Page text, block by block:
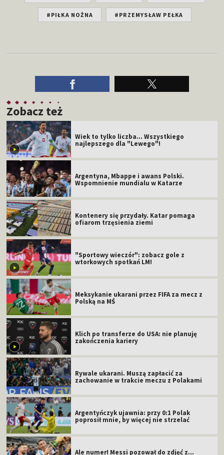
#PIŁKA NOŻNA #PRZEMYSŁAW PEŁKA
Zobacz też
Wiek to tylko liczba... Wszystkiego
najlepszego dla "Lewego"!
Argentyna, Mbappe i awans Polski.
Wspomnienie mundialu w Katarze
Kontenery się przydały. Katar pomaga
ofiarom trzęsienia ziemi
"Sportowy wieczór": zobacz gole z
wtorkowych spotkań LM!
Meksykanie ukarani przez FIFA za mecz z
Polską na MŚ
Klich po transferze do USA: nie planuję
zakończenia kariery
Rywale ukarani. Muszą zapłacić za
zachowanie w trakcie meczu z Polakami
Argentyńczyk ujawnia: przy 0:1 Polak
poprosił mnie, by więcej nie strzelać
Ale numer! Messi pozował do zdjęć z...